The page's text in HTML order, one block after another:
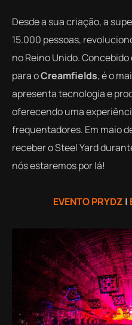
Desde a sua criação, a
15.000 pessoas,
no Reino Unido.
para oCreamfields, é o
apresenta tecnologia e
oferecendo uma
frequentadores. Em maio
receber o Steel Yard
nós estaremos por lá!
EVENTO PRYDZ |